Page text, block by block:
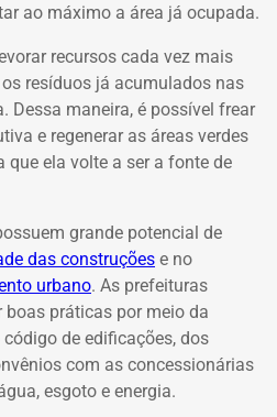
ao máximo a área já ocupada.
recursos cada vez mais
resíduos já acumulados nas
Dessa maneira, é possível frear
e regenerar as áreas verdes
que ela volte a ser a fonte de
grande potencial de
das construções e no
urbano. As prefeituras
práticas por meio da
de edificações, dos
com as concessionárias
esgoto e energia.